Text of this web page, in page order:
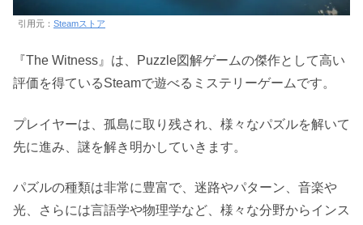
引用元： Steamストア
『The Witness』は、Puzzle図解ゲームの傑作として高い
評価を得ているSteamで遊べるミステリーゲームです。
プレイヤーは、孤島に取り残され、様々なパズルを解いて
先に進み、謎を解き明かしていきます。
パズルの種類は非常に豊富で、迷路やパターン、音楽や
光、さらには言語学や物理学など、様々な分野からインス